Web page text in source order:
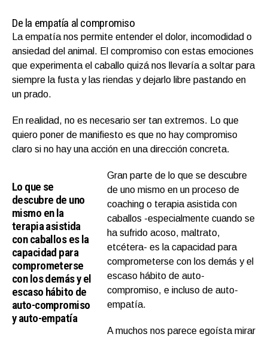
De la empatía al compromiso
La empatía nos permite entender el dolor, incomodidad o
ansiedad del animal. El compromiso con estas emociones
que experimenta el caballo quizá nos llevaría a soltar para
siempre la fusta y las riendas y dejarlo libre pastando en
un prado.
En realidad, no es necesario ser tan extremos. Lo que
quiero poner de manifiesto es que no hay compromiso
claro si no hay una acción en una dirección concreta.
Lo que se
descubre de uno
mismo en la
terapia asistida
con caballos es la
capacidad para
comprometerse
con los demás y el
escaso hábito de
auto-compromiso
y auto-empatía
Gran parte de lo que se descubre
de uno mismo en un proceso de
coaching o terapia asistida con
caballos -especialmente cuando se
ha sufrido acoso, maltrato,
etcétera- es la capacidad para
comprometerse con los demás y el
escaso hábito de auto-
compromiso, e incluso de auto-
empatía.
A muchos nos parece egoísta mirar